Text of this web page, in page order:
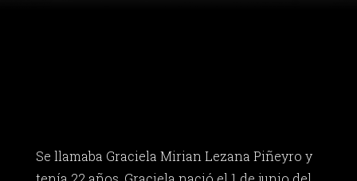
Se llamaba Graciela Mirian Lezana Piñeyro y